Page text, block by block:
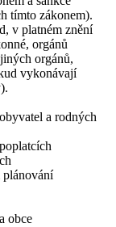
tímto zákonem).
v platném znění
orgánů
orgánů,
vykonávají
a rodných
plánování
obce